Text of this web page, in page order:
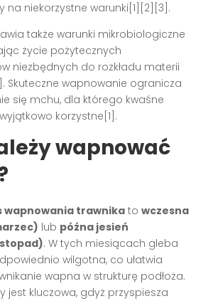
na niekorzystne warunki[1][2][3].
także warunki mikrobiologiczne
życie pożytecznych
niezbędnych do rozkładu materii
Skuteczne wapnowanie ogranicza
się mchu, dla którego kwaśne
korzystne[1].
wapnować
wapnowania trawnikatowczesna
lub późna jesień
. W tych miesiącach gleba
wilgotna, co ułatwia
wapna w strukturę podłoża.
jest kluczowa, gdyż przyspiesza